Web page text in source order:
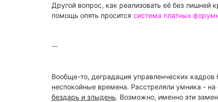
Другой вопрос, как реализовать её без лишней
помощь опять просится система платных
--
Вообще-то, деградация управленческих кадров
неспокойные времена. Расстреляли умника - на
бездарь и злыдень. Возможно, именно эти